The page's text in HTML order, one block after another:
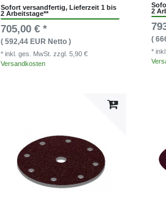
Sofort versandfertig, Lieferzeit 1 bis
2 Arbeitstage**
705,00 € *
( 592,44 EUR Netto )
* inkl. ges. MwSt. zzgl. 5,90 €
Versandkosten
2
(
*